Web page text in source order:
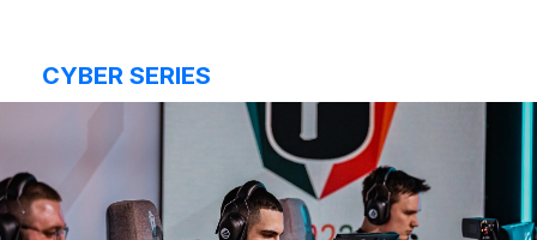
CYBER SERIES